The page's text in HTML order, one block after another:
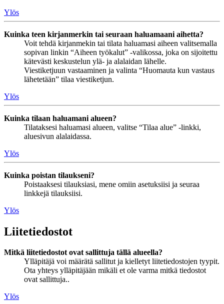
Ylös
Kuinka teen kirjanmerkin tai seuraan haluamaani aihetta?
Voit tehdä kirjanmekin tai tilata haluamasi aiheen valitsemalla
sopivan linkin “Aiheen työkalut” -valikossa, joka on sijoitettu
kätevästi keskustelun ylä- ja alalaidan lähelle.
Viestiketjuun vastaaminen ja valinta “Huomauta kun vastaus
lähetetään” tilaa viestiketjun.
Ylös
Kuinka tilaan haluamani alueen?
Tilataksesi haluamasi alueen, valitse “Tilaa alue” -linkki,
aluesivun alalaidassa.
Ylös
Kuinka poistan tilaukseni?
Poistaaksesi tilauksiasi, mene omiin asetuksiisi ja seuraa
linkkejä tilauksiisi.
Ylös
Liitetiedostot
Mitkä liitetiedostot ovat sallittuja tällä alueella?
Ylläpitäjä voi määrätä sallitut ja kielletyt liitetiedostojen tyypit.
Ota yhteys ylläpitäjään mikäli et ole varma mitkä tiedostot
ovat sallittuja..
Ylös